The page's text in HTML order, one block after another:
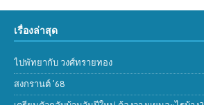
เรื่องล่าสุด
ไปพัทยากับ วงศ์ทรายทอง
สงกรานต์ ’68